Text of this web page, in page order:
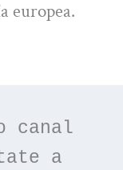
europea.
canal
a